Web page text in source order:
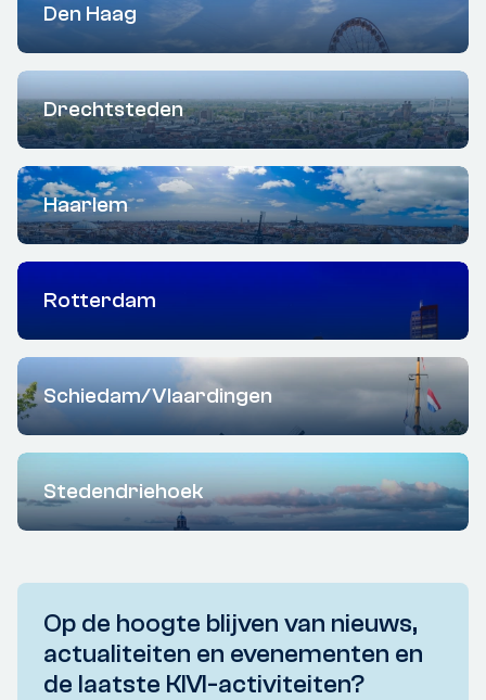
Den Haag
Drechtsteden
Haarlem
Rotterdam
Schiedam/Vlaardingen
Stedendriehoek
Op de hoogte blijven van nieuws,
actualiteiten en evenementen en
de laatste KIVI-activiteiten?